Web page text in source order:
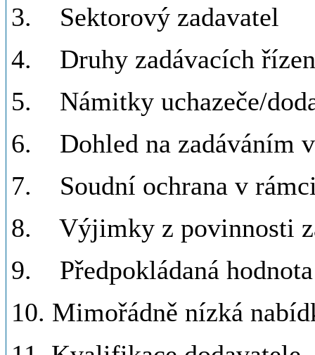
3. Sektorový zadavatel
4. Druhy zadávacích
5. Námitky uchazeče/
6. Dohled na zadáváním
7. Soudní ochrana v
8. Výjimky z povinnosti
9. Předpokládaná
10. Mimořádně nízká